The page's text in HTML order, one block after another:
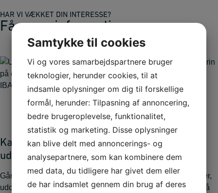
HAR VI VÆKKET DIN INTERESSE?
Få mere information
Karrieremøde &
uddannelsesplan
Går du med drømme om
uddannelse eller
Realkompetence­
vurdering
Har du viden og erfaringer,
men aldrig fået et papir på
Samtykke til cookies
Vi og vores samarbejdspartnere bruger
teknologier, herunder cookies, til at
indsamle oplysninger om dig til forskellige
formål, herunder: Tilpasning af annoncering,
bedre brugeroplevelse, funktionalitet,
statistik og marketing. Disse oplysninger
kan blive delt med annoncerings- og
analysepartnere, som kan kombinere dem
med data, du tidligere har givet dem eller
de har indsamlet gennem din brug af deres